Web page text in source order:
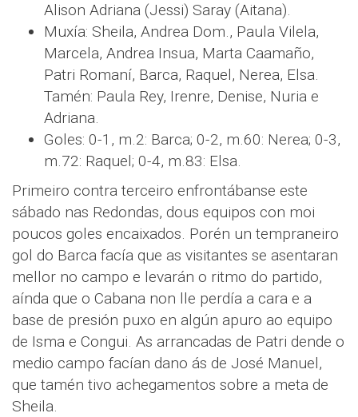
Alison Adriana (Jessi) Saray (Aitana).
Muxía: Sheila, Andrea Dom., Paula Vilela,
Marcela, Andrea Insua, Marta Caamaño,
Patri Romaní, Barca, Raquel, Nerea, Elsa.
Tamén: Paula Rey, Irenre, Denise, Nuria e
Adriana.
Goles: 0-1, m.2: Barca; 0-2, m.60: Nerea; 0-3,
m.72: Raquel; 0-4, m.83: Elsa.
Primeiro contra terceiro enfrontábanse este
sábado nas Redondas, dous equipos con moi
poucos goles encaixados. Porén un tempraneiro
gol do Barca facía que as visitantes se asentaran
mellor no campo e levarán o ritmo do partido,
aínda que o Cabana non lle perdía a cara e a
base de presión puxo en algún apuro ao equipo
de Isma e Congui. As arrancadas de Patri dende o
medio campo facían dano ás de José Manuel,
que tamén tivo achegamentos sobre a meta de
Sheila.